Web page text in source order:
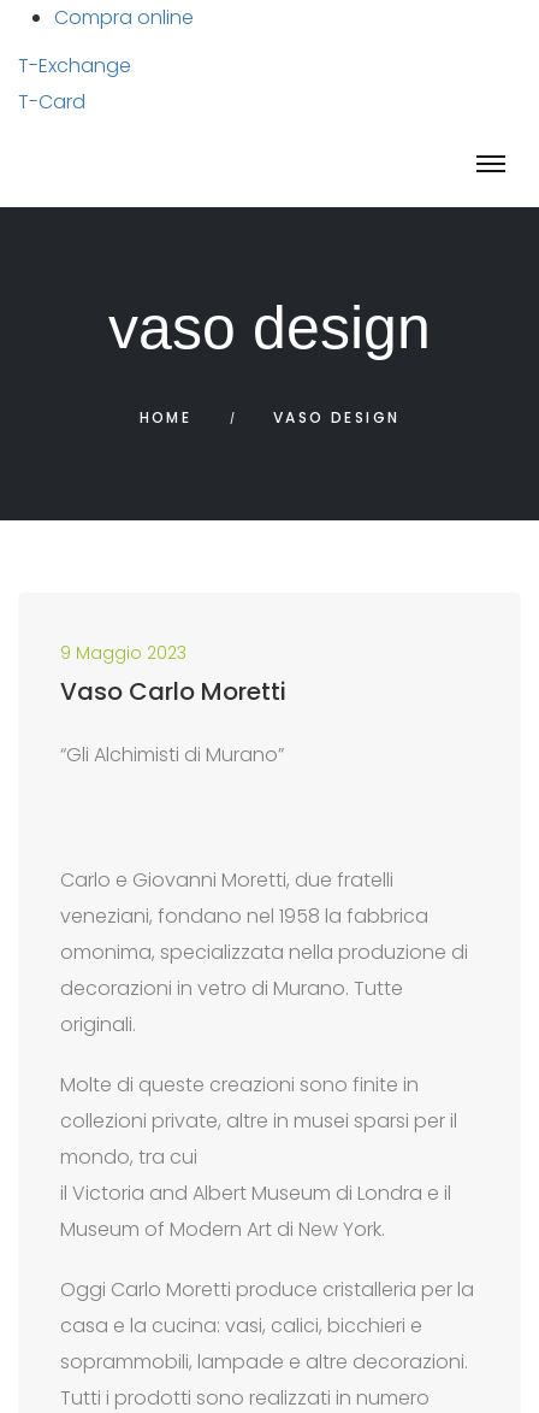
Compra online
T-Exchange
T-Card
vaso design
HOME VASO DESIGN
9 Maggio 2023
Vaso Carlo Moretti
“Gli Alchimisti di Murano”
Carlo e Giovanni Moretti, due fratelli
veneziani, fondano nel 1958 la fabbrica
omonima, specializzata nella produzione di
decorazioni in vetro di Murano. Tutte
originali.
Molte di queste creazioni sono finite in
collezioni private, altre in musei sparsi per il
mondo, tra cui
il Victoria and Albert Museum di Londra e il
Museum of Modern Art di New York.
Oggi Carlo Moretti produce cristalleria per la
casa e la cucina: vasi, calici, bicchieri e
soprammobili, lampade e altre decorazioni.
Tutti i prodotti sono realizzati in numero